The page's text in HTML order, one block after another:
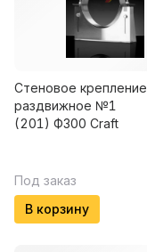
Стеновое крепление
раздвижное №1
(201) Ф300 Craft
Под заказ
В корзину